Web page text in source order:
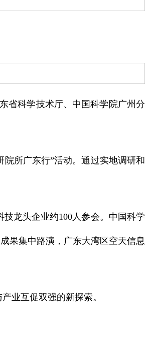
省科学技术厅、中国科学院广州分
所广东行”活动。通过实地调研和
龙头企业约100人参会。中国科学
果集中路演，广东大湾区空天信息
业互促双强的新探索。